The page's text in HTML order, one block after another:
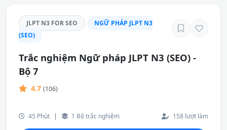
JLPT N3 FOR SEO
NGỮ PHÁP JLPT N3
(SEO)
Trắc nghiệm Ngữ pháp JLPT N3 (SEO) -
Bộ 7
4.7 (106)
45 Phút | 1 Bộ trắc nghiệm 158 lượt làm